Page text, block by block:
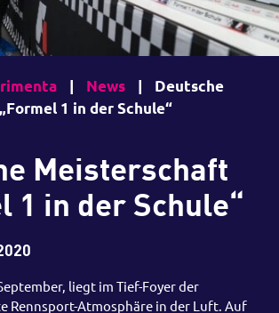
| News |
Deutsche
1 in der Schule“
Meisterschaft
1 in der Schule“
liegt im Tief-Foyer der
Rennsport-Atmosphäre in der Luft. Auf